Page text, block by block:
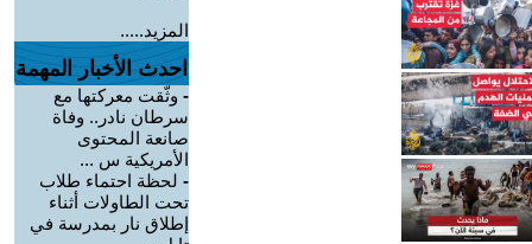
المزيد.....
احدث الأخبار المهمة
- وثّقت معركتها مع
سرطان نادر.. وفاة
صانعة المحتوى
الأمريكية س ...
- لحظة احتماء طلاب
تحت الطاولات أثناء
إطلاق نار بمدرسة في